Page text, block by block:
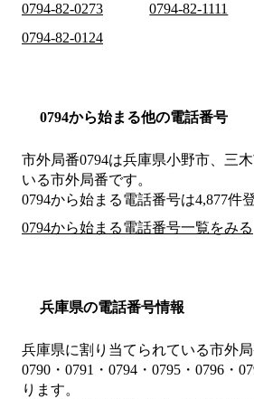
0794-82-0273
0794-82-1111
0794-82-0124
0794から始まる他の電話番号
市外局番0794は兵庫県小野市、三
いる市外局番です。
0794から始まる電話番号は4,877件
0794から始まる電話番号一覧をみる
兵庫県の電話番号情報
兵庫県に割り当てられている市外局
0790・0791・0794・0795・0796・
ります。